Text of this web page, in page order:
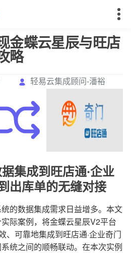
金蝶云星辰与旺店
略
轻易云集成顾问-潘裕
集成到旺店通·企业
出库单的无缝对接
的数据集成需求日益增多。本文
际案例，将金蝶云星辰V2平台
、可靠地集成到旺店通·企业奇门
统之间的顺畅联动。在本次实例